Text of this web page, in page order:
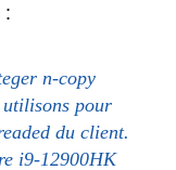
:
n-copy
utilisons pour
du client.
i9-12900HK